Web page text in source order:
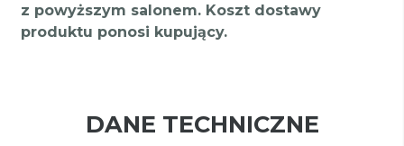
z powyższym salonem. Koszt dostawy
produktu ponosi kupujący.
DANE TECHNICZNE